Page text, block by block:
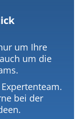
um Ihre
um die
bei der